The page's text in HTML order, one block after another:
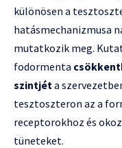
különösen a
hatásmechanizmusa
mutatkozik meg.
fodormenta
szintjét a
tesztoszteron az a
receptorokhoz és
tüneteket.